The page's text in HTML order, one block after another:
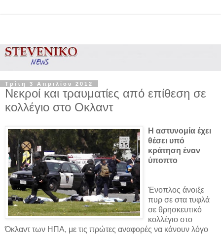
Τρίτη 3 Απριλίου 2012
Nεκροί και τραυματίες από επίθεση σε
κολλέγιο στο Οκλαντ
Η αστυνομία έχει
θέσει υπό
κράτηση έναν
ύποπτο
Ένοπλος άνοιξε
πυρ σε στα τυφλά
σε θρησκευτικό
κολλέγιο στο
Όκλαντ των ΗΠΑ, με τις πρώτες αναφορές να κάνουν λόγο